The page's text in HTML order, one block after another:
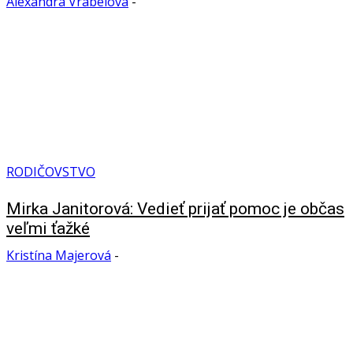
RODIČOVSTVO
Mirka Janitorová: Vedieť prijať pomoc je občas
veľmi ťažké
Kristína Majerová -